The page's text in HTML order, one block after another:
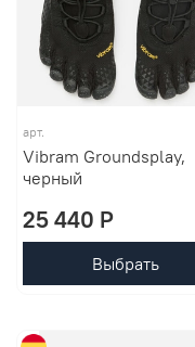
арт.
Vibram Groundsplay,
черный
25 440 P
Выбрать